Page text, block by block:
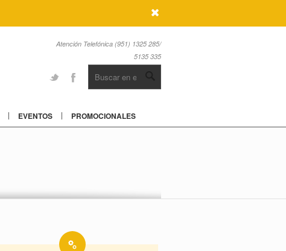
EVENTOS PROMOCIONALES
Atención Telefónica (951) 1325 285/
5135 335
Twitter Facebook